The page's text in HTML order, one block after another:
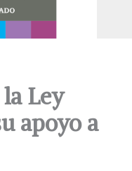
Ley
apoyo a